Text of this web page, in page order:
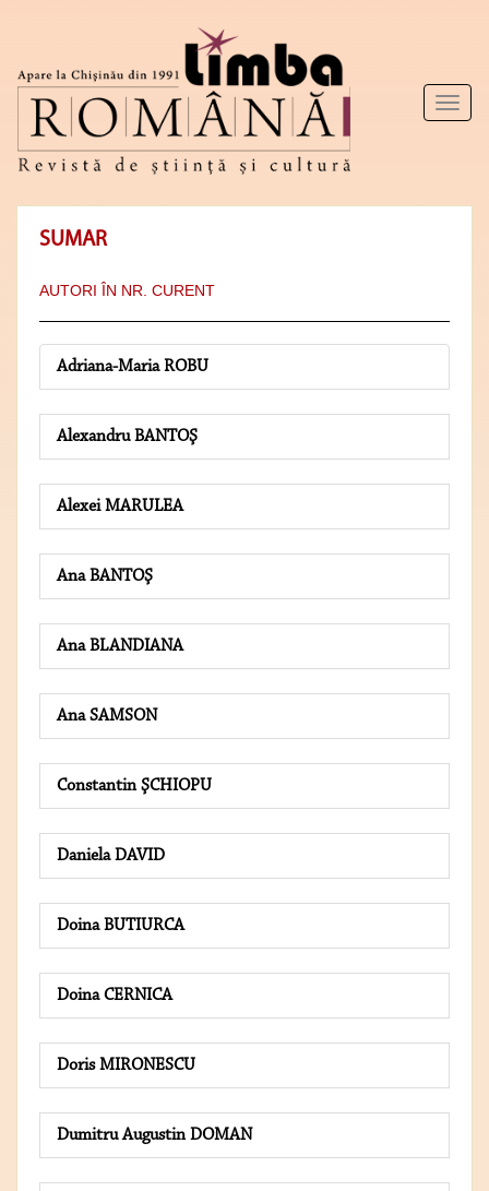
Toggle
SUMAR
AUTORI ÎN NR. CURENT
Adriana-Maria ROBU
Alexandru BANTOŞ
Alexei MARULEA
Ana BANTOŞ
Ana BLANDIANA
Ana SAMSON
Constantin ŞCHIOPU
Daniela DAVID
Doina BUTIURCA
Doina CERNICA
Doris MIRONESCU
Dumitru Augustin DOMAN